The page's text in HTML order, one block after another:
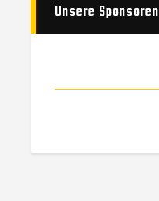
Unsere Sponsoren